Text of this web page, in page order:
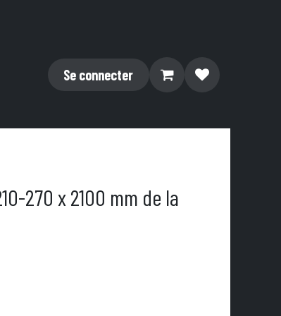
Se connecter
270 x 2100 mm de la